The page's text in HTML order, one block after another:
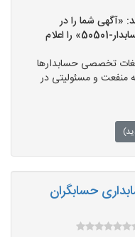
«آگهی شما را در
سایت هزار حسابدار دیده ام و کد «حسابدار-50501» را اعلام
تخصصی حسابدارها
و مسئولیتی در
حسابگران